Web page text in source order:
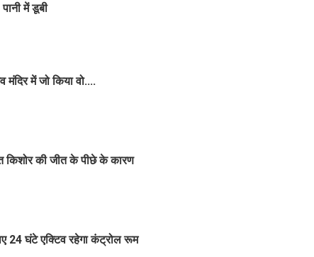
में डूबी
में जो किया वो....
किशोर की जीत के पीछे के कारण
24 घंटे एक्टिव रहेगा कंट्रोल रूम